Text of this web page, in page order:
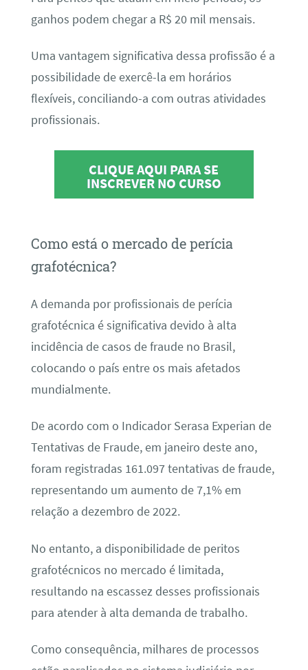
ganhos podem chegar a R$ 20 mil mensais.
Uma vantagem significativa dessa profissão é a
possibilidade de exercê-la em horários
flexíveis, conciliando-a com outras atividades
profissionais.
CLIQUE AQUI PARA SE
INSCREVER NO CURSO
Como está o mercado de perícia
grafotécnica?
A demanda por profissionais de perícia
grafotécnica é significativa devido à alta
incidência de casos de fraude no Brasil,
colocando o país entre os mais afetados
mundialmente.
De acordo com o Indicador Serasa Experian de
Tentativas de Fraude, em janeiro deste ano,
foram registradas 161.097 tentativas de fraude,
representando um aumento de 7,1% em
relação a dezembro de 2022.
No entanto, a disponibilidade de peritos
grafotécnicos no mercado é limitada,
resultando na escassez desses profissionais
para atender à alta demanda de trabalho.
Como consequência, milhares de processos